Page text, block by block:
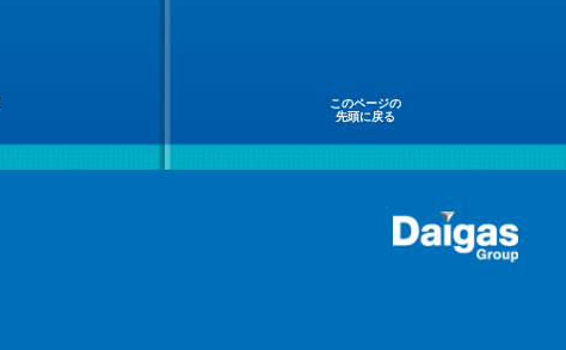
このページの
先頭に戻る